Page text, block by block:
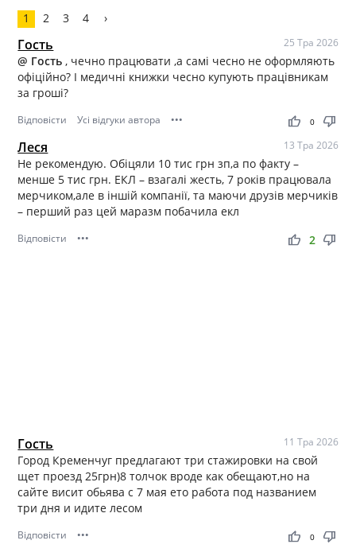
1 2 3 4 ›
Гость 25 Тра 2026
@ Гость, чечно працювати ,а самі чесно не оформляють
офіційно? І медичні книжки чесно купують працівникам
за гроші?
Відповісти Усі відгуки автора ••• thumb_up thumb_down
0
Леся 13 Тра 2026
Не рекомендую. Обіцяли 10 тис грн зп,а по факту –
менше 5 тис грн. ЕКЛ – взагалі жесть, 7 років працювала
мерчиком,але в іншій компанії, та маючи друзів мерчиків
– перший раз цей маразм побачила екл
Відповісти ••• thumb_up thumb_down
2
Гость 11 Тра 2026
Город Кременчуг предлагают три стажировки на свой
щет проезд 25грн)8 толчок вроде как обещают,но на
сайте висит обьява с 7 мая ето работа под названием
три дня и идите лесом
Відповісти ••• thumb_up thumb_down
0